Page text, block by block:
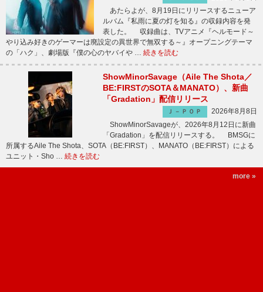
あたらよが、8月19日にリリースするニューア
ルバム『私雨に夏の灯を知る』の収録内容を発
表した。 収録曲は、TVアニメ『ヘルモード～
やり込み好きのゲーマーは廃設定の異世界で無双する～』オープニングテーマ
の「ハク」、劇場版『僕の心のヤバイや … 続きを読む
ShowMinorSavage（Aile The Shota／
BE:FIRSTのSOTA＆MANATO）、新曲
「Gradation」配信リリース
Ｊ－ＰＯＰ
2026年8月8日
ShowMinorSavageが、2026年8月12日に新曲
「Gradation」を配信リリースする。 BMSGに
所属するAile The Shota、SOTA（BE:FIRST）、MANATO（BE:FIRST）による
ユニット・Sho … 続きを読む
more »